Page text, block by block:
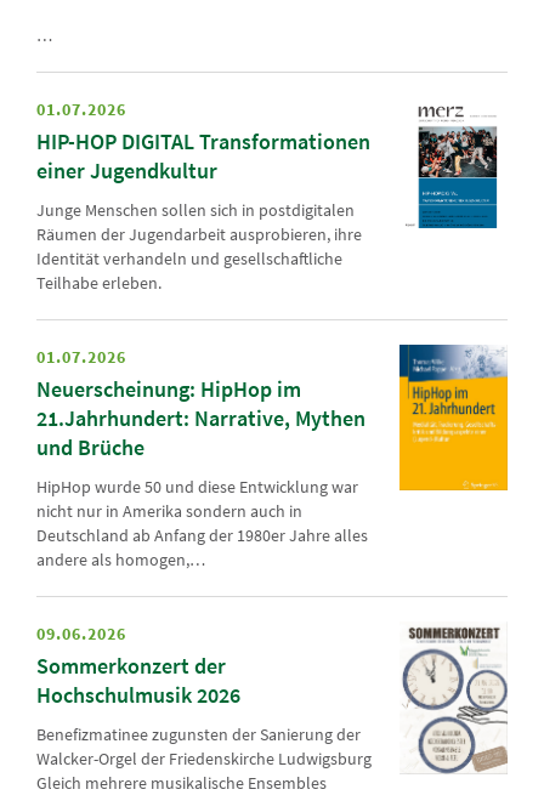
…
01.07.2026
HIP-HOP DIGITAL Transformationen
einer Jugendkultur
Junge Menschen sollen sich in postdigitalen
Räumen der Jugendarbeit ausprobieren, ihre
Identität verhandeln und gesellschaftliche
Teilhabe erleben.
01.07.2026
Neuerscheinung: HipHop im
21.Jahrhundert: Narrative, Mythen
und Brüche
HipHop wurde 50 und diese Entwicklung war
nicht nur in Amerika sondern auch in
Deutschland ab Anfang der 1980er Jahre alles
andere als homogen,…
09.06.2026
Sommerkonzert der
Hochschulmusik 2026
Benefizmatinee zugunsten der Sanierung der
Walcker-Orgel der Friedenskirche Ludwigsburg
Gleich mehrere musikalische Ensembles